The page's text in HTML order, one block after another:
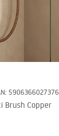
: 5906366027376
Brush Copper